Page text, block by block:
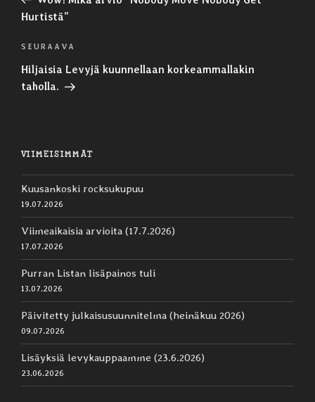
Hurtistä”
Seuraava
artikkeli
SEURAAVA
Hiljaisia Levyjä kuunnellaan korkeammallakin
taholla.
VIIMEISIMMÄT
Kuusankoski rocksukupuu
19.07.2026
Viimeaikaisia arvioita (17.7.2026)
17.07.2026
Purran Listan lisäpainos tuli
13.07.2026
Päivitetty julkaisusuunnitelma (heinäkuu 2026)
09.07.2026
Lisäyksiä levykauppaamme (23.6.2026)
23.06.2026